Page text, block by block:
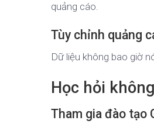
quảng cáo.
Tùy chỉnh quảng
Dữ liệu không bao giờ
Học hỏi
Tham gia đào tạo